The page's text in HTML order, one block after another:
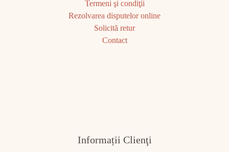
Termeni şi condiţii
Rezolvarea disputelor online
Solicită retur
Contact
Informații Clienţi